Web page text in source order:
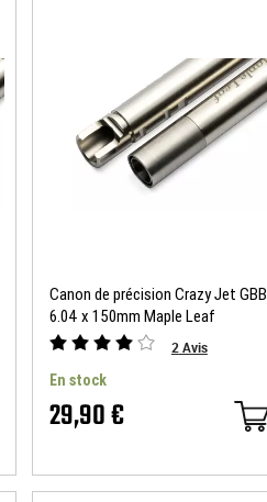
Canon de précision Crazy Jet GBB
6.04 x 150mm Maple Leaf
2Avis
En stock
29,90 €